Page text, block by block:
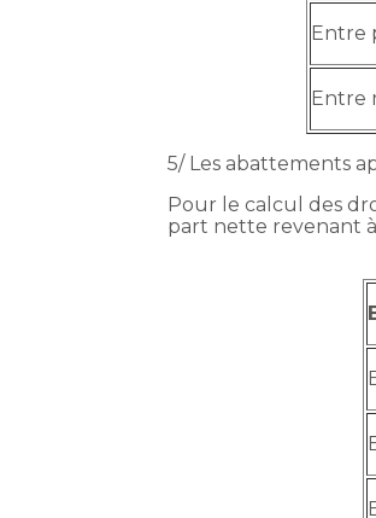
Entre
Entre
5/ Les abattements
Pour le calcul des
part nette revenant